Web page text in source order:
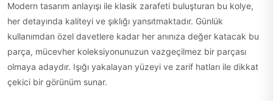
Modern tasarım anlayışı ile klasik zarafeti buluşturan bu kolye,
her detayında kaliteyi ve şıklığı yansıtmaktadır. Günlük
kullanımdan özel davetlere kadar her anınıza değer katacak bu
parça, mücevher koleksiyonunuzun vazgeçilmez bir parçası
olmaya adaydır. Işığı yakalayan yüzeyi ve zarif hatları ile dikkat
çekici bir görünüm sunar.